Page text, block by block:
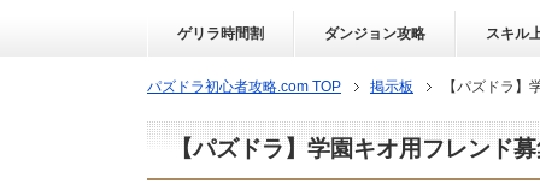
ゲリラ時間割 ダンジョン攻略 スキル
パズドラ初心者攻略.com TOP 掲示板 【パズドラ】
【パズドラ】学園キオ用フレンド